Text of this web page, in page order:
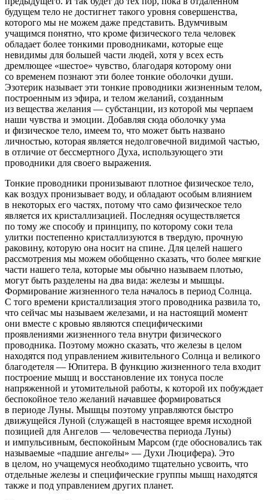
будущем тело не достигнет такого уровня совершенства,
которого мы не можем даже представить. Вдумчивым
учащимся понятно, что кроме физического тела человек
обладает более тонкими проводниками, которые еще
невидимы для большей части людей, хотя у всех есть
дремлющее «шестое» чувство, благодаря которому они
со временем познают эти более тонкие оболочки души.
Эзотерик называет эти тонкие проводники жизненным телом,
построенным из эфира, и телом желаний, созданным
из вещества желания — субстанции, из которой мы черпаем
наши чувства и эмоции. Добавляя сюда оболочку ума
и физическое тело, имеем то, что может быть названо
личностью, которая является недолговечной видимой частью,
в отличие от бессмертного Духа, использующего эти
проводники для своего выражения.
Тонкие проводники пронизывают плотное физическое тело,
как воздух пронизывает воду, и обладают особым влиянием
в некоторых его частях, потому что само физическое тело
является их кристаллизацией. Последняя осуществляется
по тому же способу и принципу, по которому соки тела
улитки постепенно кристаллизуются в твердую, прочную
раковину, которую она носит на спине. Для целей нашего
рассмотрения мы можем обобщенно сказать, что более мягкие
части нашего тела, которые мы обычно называем плотью,
могут быть разделены на два вида: железы и мышцы.
Формирование жизненного тела началось в период Солнца.
С того времени кристаллизация этого проводника развила то,
что сейчас мы называем железами, и на настоящий момент
они вместе с кровью являются специфическими
проявлениями жизненного тела внутри физического
проводника. Поэтому можно сказать, что железы в целом
находятся под управлением живительного Солнца и великого
благодетеля — Юпитера. В функцию жизненного тела входит
построение мышц и восстановление их тонуса после
напряженной и утомительной работы, к которой их побуждает
беспокойное тело желаний начавшее формироваться
в периоде Луны. Мышцы поэтому управляются быстро
движущейся Луной (служащей в настоящее время исходной
позицией для Ангелов — человечества периода Луны)
и импульсивным, беспокойным Марсом (где обосновались так
называемые «падшие ангелы» — Духи Люцифера). Это
в целом, но учащемуся необходимо тщательно усвоить, что
отдельные железы и специфические группы мышц находятся
также и под управлением других планет.